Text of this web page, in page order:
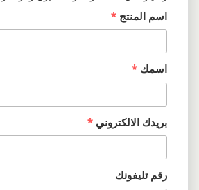
اسم المنتج *
اسمك *
بريدك الالكتروني *
رقم تليفونك